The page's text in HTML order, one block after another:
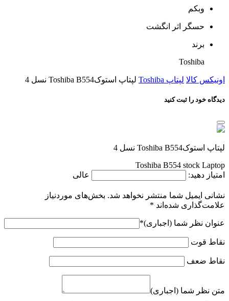
وبکم
حسگر اثر انگشت
برند
Toshiba
اونیکس کالا لپتاپ Toshiba لپتاپ استوکToshiba B554 نسل 4
دیدگاه خود را ثبت کنید
لپتاپ استوکToshiba B554 نسل 4
Toshiba B554 stock Laptop
امتیاز دهید:
عالی
نشانی ایمیل شما منتشر نخواهد شد. بخش‌های موردنیاز
علامت‌گذاری شده‌اند *
عنوان نظر شما (اجباری)*
نقاط قوت
نقاط ضعف
متن نظر شما (اجباری)